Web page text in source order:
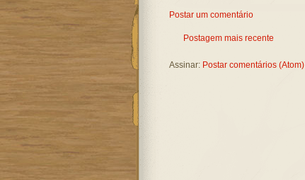
Postar um comentário
Postagem mais recente
Assinar: Postar comentários (Atom)